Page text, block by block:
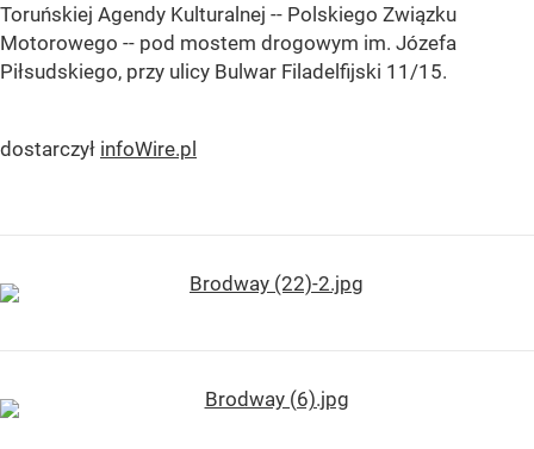
Toruńskiej Agendy Kulturalnej -- Polskiego Związku
Motorowego -- pod mostem drogowym im. Józefa
Piłsudskiego, przy ulicy Bulwar Filadelfijski 11/15.
dostarczył infoWire.pl